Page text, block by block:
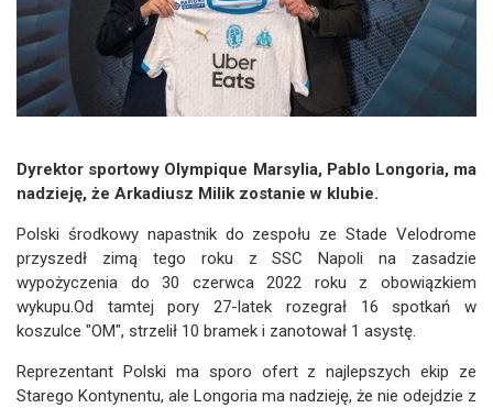
Dyrektor sportowy Olympique Marsylia, Pablo Longoria, ma
nadzieję, że Arkadiusz Milik zostanie w klubie.
Polski środkowy napastnik do zespołu ze Stade Velodrome
przyszedł zimą tego roku z SSC Napoli na zasadzie
wypożyczenia do 30 czerwca 2022 roku z obowiązkiem
wykupu.Od tamtej pory 27-latek rozegrał 16 spotkań w
koszulce "OM", strzelił 10 bramek i zanotował 1 asystę.
Reprezentant Polski ma sporo ofert z najlepszych ekip ze
Starego Kontynentu, ale Longoria ma nadzieję, że nie odejdzie z